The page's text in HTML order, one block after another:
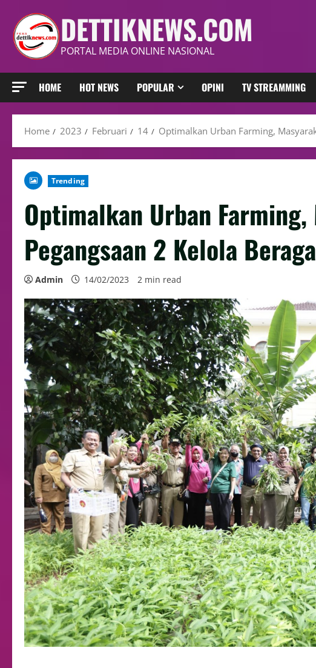
DETTIKNEWS.COM
PORTAL MEDIA ONLINE NASIONAL
HOME HOT NEWS POPULAR OPINI TV STREAMMING
Home 2023 Februari 14 Optimalkan Urban Farming,
Trending
Optimalkan Urban Farming,
Pegangsaan 2 Kelola
Admin 14/02/2023 2 min read